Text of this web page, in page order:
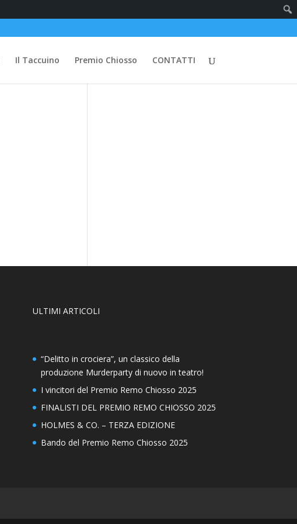
Il Taccuino Premio Chiosso CONTATTI
ULTIMI ARTICOLI
“Delitto in crociera”, un classico della
produzione Murderparty di nuovo in teatro!
I vincitori del Premio Remo Chiosso 2025
FINALISTI DEL PREMIO REMO CHIOSSO 2025
HOLMES & CO. – TERZA EDIZIONE
Bando del Premio Remo Chiosso 2025